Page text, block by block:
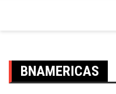
BNAMERICAS